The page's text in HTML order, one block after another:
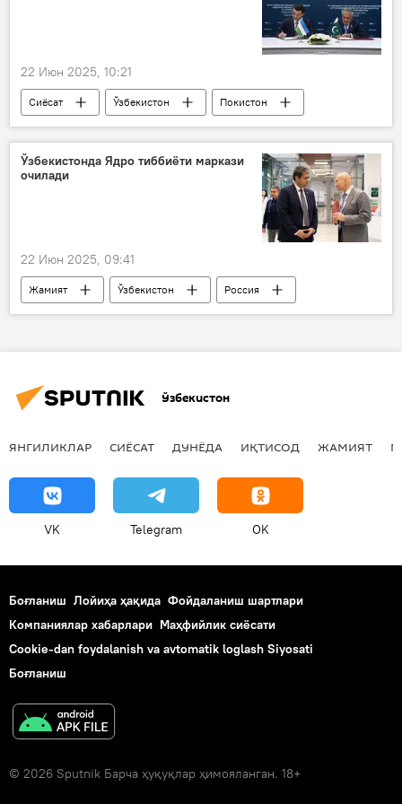
22 Июн 2025, 10:21
Сиёсат Ўзбекистон
Покистон
Бахтиёр Саидов
ҳамкорлик
Ўзбекистон ТИВ
Ўзбекистонда Ядро тиббиёти маркази
очилади
22 Июн 2025, 09:41
Жамият Ўзбекистон
Россия
МДҲ
тиббиёт муассаси
Атом энергетикасини ривожлантириш агентлиги
Ўзбекистон
ЯНГИЛИКЛАР СИЁСАТ ДУНЁДА ИҚТИСОД ЖАМИЯТ
VK Telegram OK
Боғланиш Лойиҳа ҳақида Фойдаланиш шартлари
Компаниялар хабарлари Маҳфийлик сиёсати
Cookie-dan foydalanish va avtomatik loglash Siyosati
Боғланиш
© 2026 Sputnik Барча ҳуқуқлар ҳимояланган. 18+